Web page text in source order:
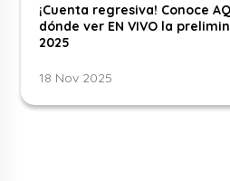
¡Cuenta regresiva! Conoce
dónde ver EN VIVO la
2025
18 Nov 2025